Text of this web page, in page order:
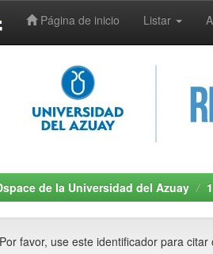
Página de inicio Listar
de la Universidad del Azuay
Por favor, use este identificador para